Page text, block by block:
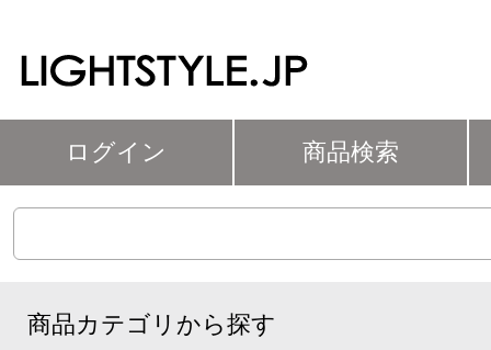
ログイン 商品検索
商品カテゴリから探す